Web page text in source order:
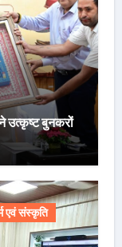
उत्कृष्ट बुनकरों
एवं संस्कृति